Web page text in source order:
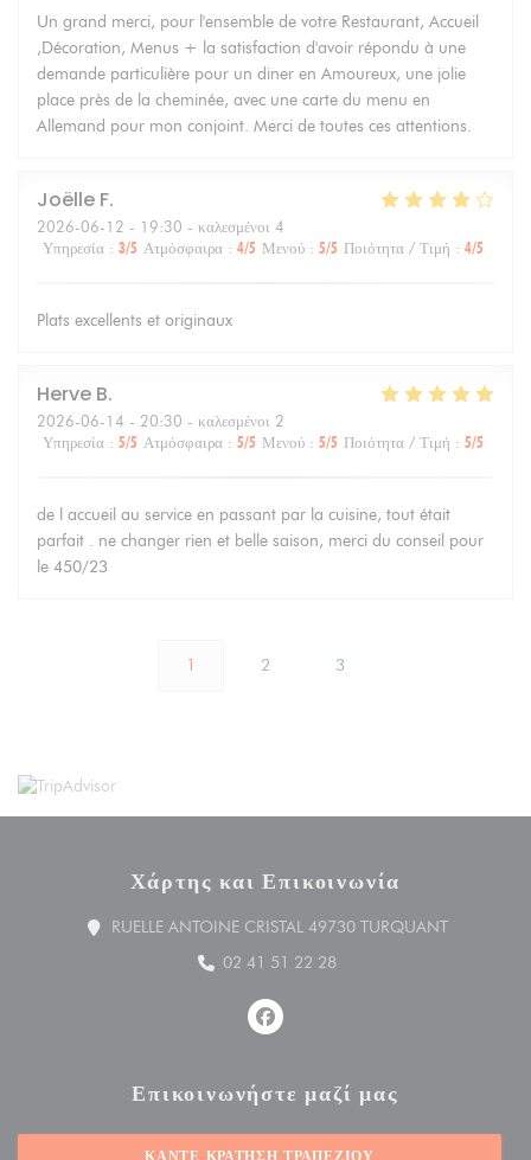
Un grand merci, pour l'ensemble de votre Restaurant, Accueil
,Décoration, Menus + la satisfaction d'avoir répondu à une
demande particulière pour un diner en Amoureux, une jolie
place près de la cheminée, avec une carte du menu en
Allemand pour mon conjoint. Merci de toutes ces attentions.
Joëlle F
2026-06-12 - 19:30 - καλεσμένοι 4
Υπηρεσία : 3/5 Ατμόσφαιρα : 4/5 Μενού : 5/5 Ποιότητα / Τιμή : 4/5
Plats excellents et originaux
Herve B
2026-06-14 - 20:30 - καλεσμένοι 2
Υπηρεσία : 5/5 Ατμόσφαιρα : 5/5 Μενού : 5/5 Ποιότητα / Τιμή : 5/5
de l accueil au service en passant par la cuisine, tout était
parfait . ne changer rien et belle saison, merci du conseil pour
le 450/23
1 2 3
Χάρτης και Επικοινωνία
RUELLE ANTOINE CRISTAL 49730 TURQUANT((ανοίγει
02 41 51 22 28
Facebook ((ανοίγει σε νέο
Επικοινωνήστε μαζί μας
ΚΆΝΤΕ ΚΡΆΤΗΣΗ ΤΡΑΠΕΖΙΟΎ